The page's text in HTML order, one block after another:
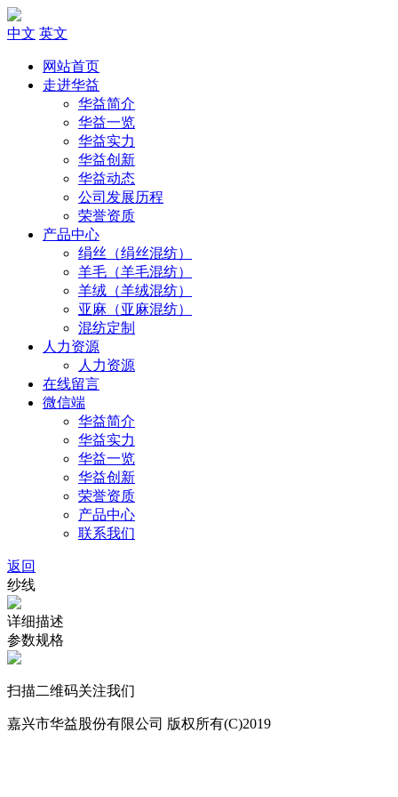
中文 英文
网站首页
走进华益
华益简介
华益一览
华益实力
华益创新
华益动态
公司发展历程
荣誉资质
产品中心
绢丝（绢丝混纺）
羊毛（羊毛混纺）
羊绒（羊绒混纺）
亚麻（亚麻混纺）
混纺定制
人力资源
人力资源
在线留言
微信端
华益简介
华益实力
华益一览
华益创新
荣誉资质
产品中心
联系我们
返回
纱线
详细描述
参数规格
扫描二维码关注我们
嘉兴市华益股份有限公司 版权所有(C)2019